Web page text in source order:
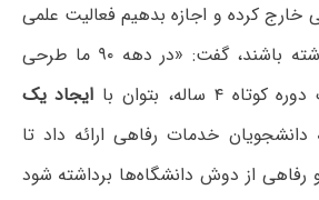
خارج کرده و اجازه بدهیم فعالیت علمی
و پژوهشی خود را داشته باشند، گفت: «در دهه ۹۰ ما طرحی
۴ ساله، بتوان با
ایجاد یک
دانشجویان خدمات رفاهی ارائه داد تا
از دوش دانشگاه‌ها برداشته شود